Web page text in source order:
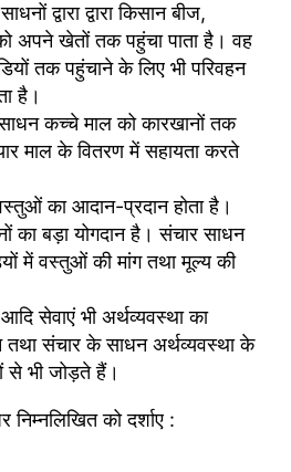
द्वारा द्वारा किसान बीज,
अपने खेतों तक पहुंचा पाता है। वह
तक पहुंचाने के लिए भी परिवहन
है।
कच्चे माल को कारखानों तक
माल के वितरण में सहायता करते
का आदान-प्रदान होता है।
का बड़ा योगदान है। संचार साधन
में वस्तुओं की मांग तथा मूल्य की
सेवाएं भी अर्थव्यवस्था का
तथा संचार के साधन अर्थव्यवस्था के
से भी जोड़ते हैं।
को दर्शाए :